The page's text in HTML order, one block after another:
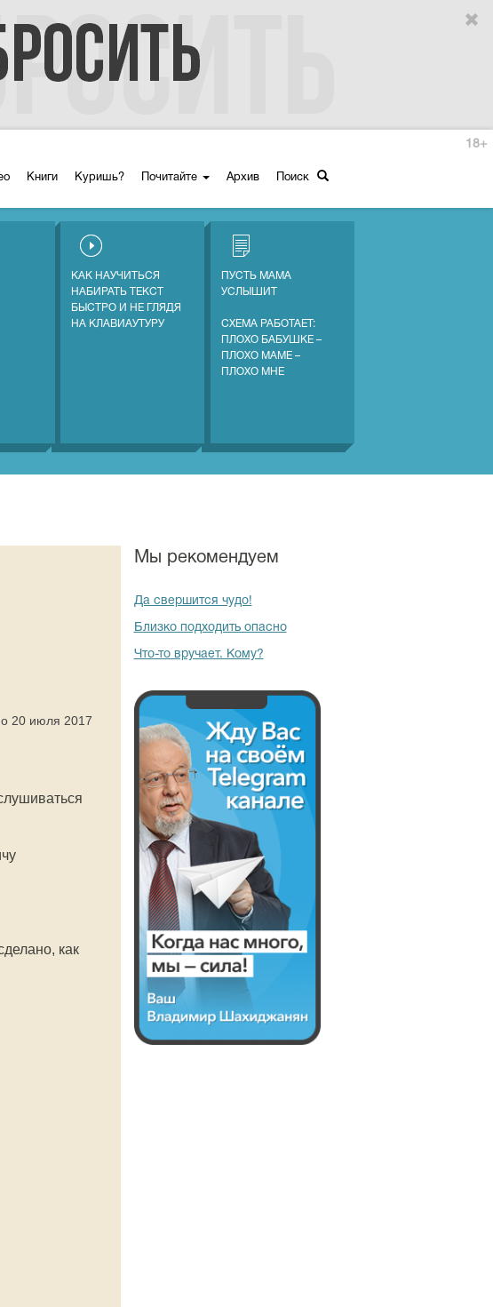
Книги Куришь? Почитайте Архив Поиск
18+
КАК НАУЧИТЬСЯ
НАБИРАТЬ ТЕКСТ
БЫСТРО И НЕ ГЛЯДЯ
НА КЛАВИАУТУРУ
ПУСТЬ МАМА
УСЛЫШИТ
СХЕМА РАБОТАЕТ:
ПЛОХО БАБУШКЕ –
ПЛОХО МАМЕ –
ПЛОХО МНЕ
20 июля 2017
как
Мы рекомендуем
Да свершится чудо!
Близко подходить опасно
Что-то вручает. Кому?